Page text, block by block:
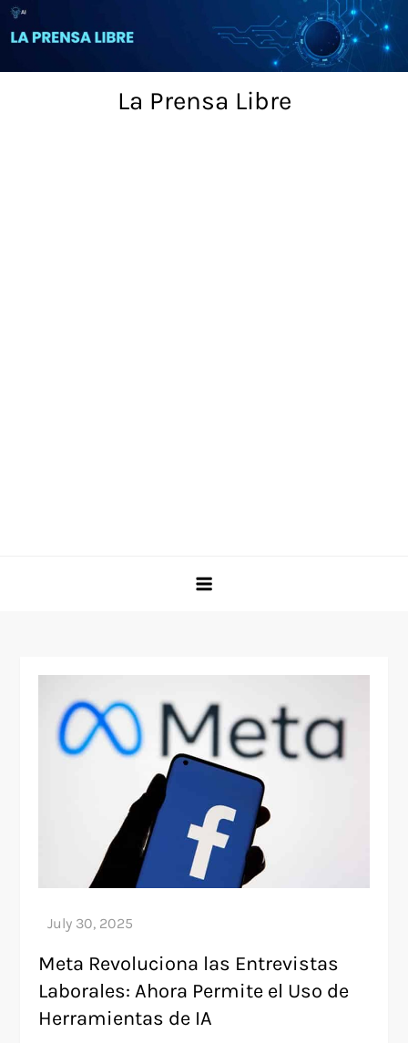
Skip
to
La Prensa Libre
Meta Revoluciona las Entrevistas
Laborales: Ahora Permite el Uso de
Herramientas de IA